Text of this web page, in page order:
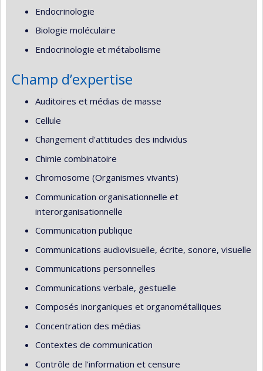
Endocrinologie
Biologie moléculaire
Endocrinologie et métabolisme
Champ d’expertise
Auditoires et médias de masse
Cellule
Changement d'attitudes des individus
Chimie combinatoire
Chromosome (Organismes vivants)
Communication organisationnelle et
interorganisationnelle
Communication publique
Communications audiovisuelle, écrite, sonore, visuelle
Communications personnelles
Communications verbale, gestuelle
Composés inorganiques et organométalliques
Concentration des médias
Contextes de communication
Contrôle de l'information et censure